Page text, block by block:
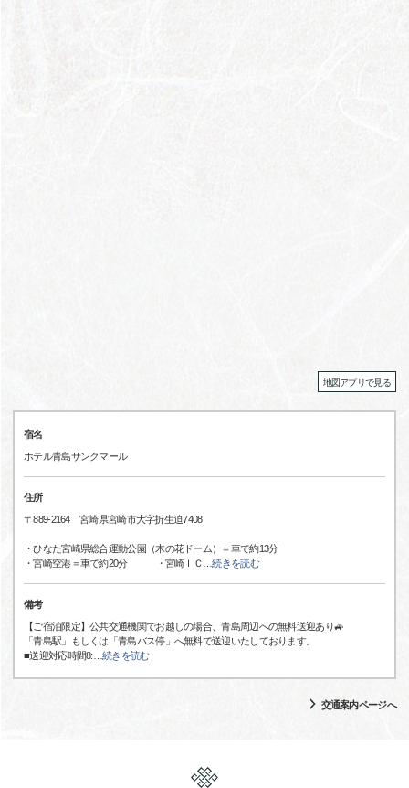
地図アプリで見る
宿名
ホテル青島サンクマール
住所
〒889-2164 宮崎県宮崎市大字折生迫7408
・ひなた宮崎県総合運動公園（木の花ドーム）＝車で約13分
・宮崎空港＝車で約20分 ・宮崎ＩＣ …続きを読む
備考
【ご宿泊限定】公共交通機関でお越しの場合、青島周辺への無料送迎あり🚙
「青島駅」もしくは「青島バス停」へ無料で送迎いたしております。
■送迎対応時間8: …続きを読む
交通案内ページへ